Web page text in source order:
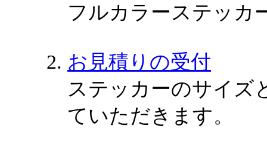
フルカラーステッカ
お見積りの受付
ステッカーのサイズ
ていただきます。